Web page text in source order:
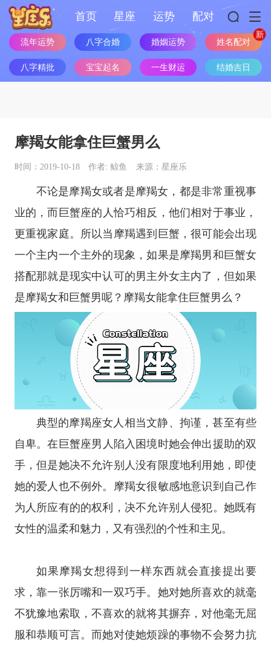
首页 星座 运势 配对
流年运势 八字合婚 婚姻运势 姓名配对
八字精批 宝宝起名 一生财运 结婚吉日
摩羯女能拿住巨蟹男么
时间：2019-10-18 作者: 鲸鱼 来源：星座乐
不论是摩羯女或者是摩羯女，都是非常重视事
业的，而 巨蟹座的人恰巧相反，他们相对于事业，
更重视家庭。所以当摩羯遇到巨蟹，很可能会出现
一个主内一个主外的现象，如果是摩羯男和巨蟹女
搭配那就是现实中认可的男主外女主内了，但如果
是摩羯女和巨蟹男呢？摩羯女能拿住巨蟹男么？
典型的摩羯座女人相当文静、拘谨，甚至有些
自卑。在 巨蟹座男人陷入困境时她会伸出援助的双
手，但是她决不允许别人没有限度地利用她，即使
她的爱人也不例外。摩羯女很敏感地意识到自己作
为人所应有的的权利，决不允许别人侵犯。她既有
女性的温柔和魅力，又有强烈的个性和主见。
如果摩羯女想得到一样东西就会直接提出要
求，靠一张厉嘴和一双巧手。她对她所喜欢的就毫
不犹豫地索取，不喜欢的就将其摒弃，对他毫无屈
服和恭顺可言。而她对使她烦躁的事物不会努力抗